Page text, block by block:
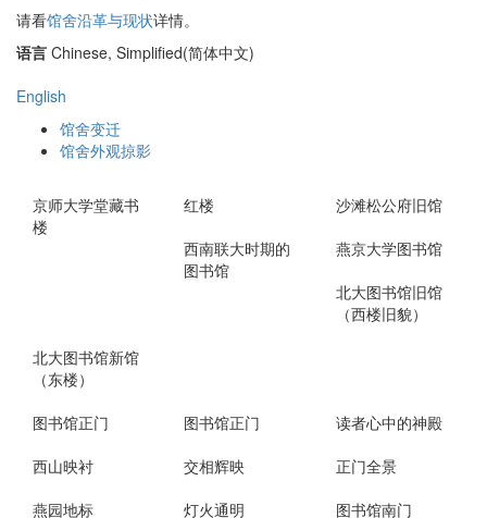
请看馆舍沿革与现状详情。
语言 Chinese, Simplified(简体中文)
English
馆舍变迁
馆舍外观掠影
京师大学堂藏书
楼
红楼
沙滩松公府旧馆
西南联大时期的
图书馆
燕京大学图书馆
北大图书馆旧馆
（西楼旧貌）
北大图书馆新馆
（东楼）
图书馆正门
图书馆正门
读者心中的神殿
西山映衬
交相辉映
正门全景
燕园地标
灯火通明 图书馆南门